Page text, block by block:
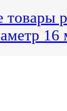
товары